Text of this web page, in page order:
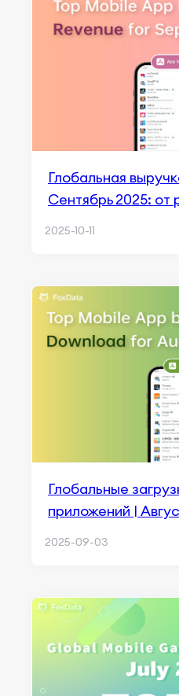
Глобальная
Сентябрь 2025: от
2025-10-11
Глобальные
приложений |
2025-09-03